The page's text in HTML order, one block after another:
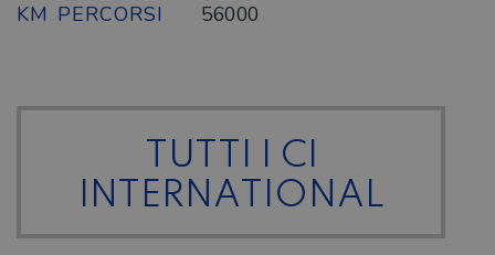
KM PERCORSI
56000
TUTTI I CI
INTERNATIONAL